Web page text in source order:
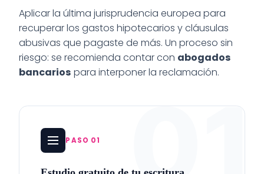
Aplicar la última jurisprudencia europea para
recuperar los gastos hipotecarios y cláusulas
abusivas que pagaste de más. Un proceso sin
riesgo: se recomienda contar con abogados
bancarios para interponer la reclamación.
01
PASO 01